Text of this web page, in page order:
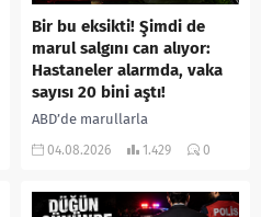
Bir bu eksikti! Şimdi de
marul salgını can alıyor:
Hastaneler alarmda, vaka
sayısı 20 bini aştı!
ABD’de marullarla
ilişkilendirilen siklospora
salgında vaka sayısının 20 bini
04.08.2026 1.429 0